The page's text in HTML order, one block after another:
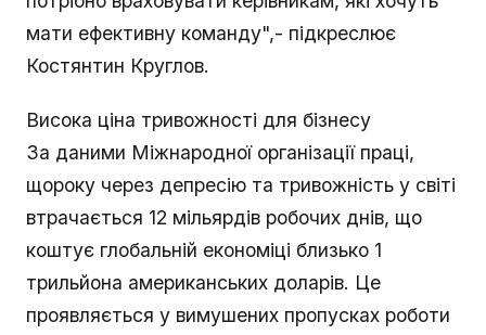
мати ефективну команду",- підкреслює
Костянтин Круглов.
Висока ціна тривожності для бізнесу
За даними Міжнародної організації праці,
щороку через депресію та тривожність у світі
втрачається 12 мільярдів робочих днів, що
коштує глобальній економіці близько 1
трильйона американських доларів. Це
проявляється у вимушених пропусках роботи